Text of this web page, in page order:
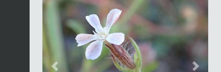
Previous Next